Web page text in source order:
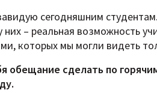
сегодняшним
них – реальная возможность
которых мы могли видеть
обещание сделать по